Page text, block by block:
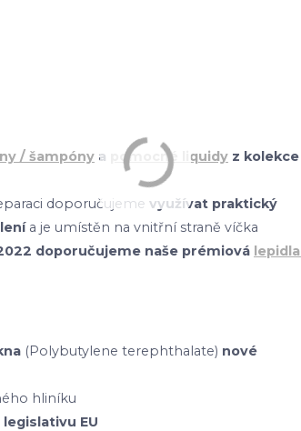
/ šampóny a pomocné liquidy z kolekce
doporučujeme využívat praktický
a je umístěn na vnitřní straně víčka
doporučujeme naše prémiová lepidla
(Polybutylene terephthalate) nové
hliníku
EU